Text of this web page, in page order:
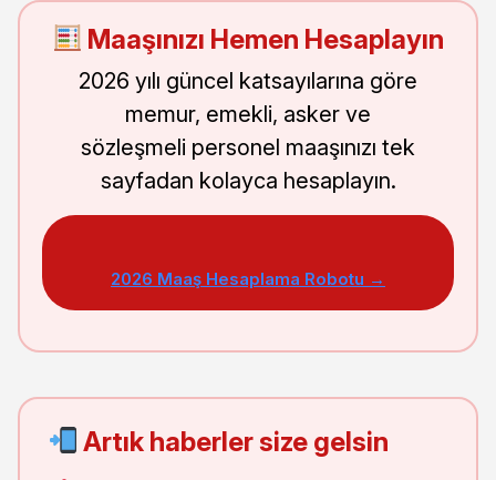
Maaşınızı Hemen Hesaplayın
2026 yılı güncel katsayılarına göre
memur, emekli, asker ve
sözleşmeli personel maaşınızı tek
sayfadan kolayca hesaplayın.
2026 Maaş Hesaplama Robotu →
Artık haberler size gelsin